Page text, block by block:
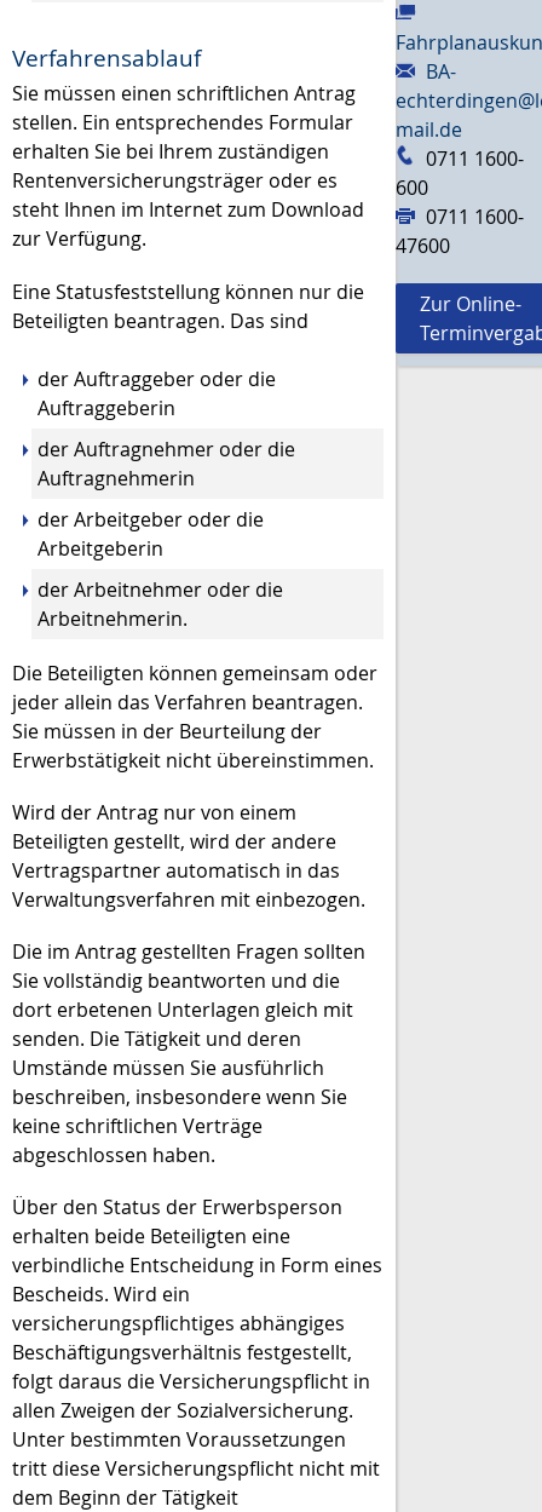
Verfahrensablauf
Sie müssen einen schriftlichen Antrag
stellen. Ein entsprechendes Formular
erhalten Sie bei Ihrem zuständigen
Rentenversicherungsträger oder es
steht Ihnen im Internet zum Download
zur Verfügung.
Eine Statusfeststellung können nur die
Beteiligten beantragen. Das sind
der Auftraggeber oder die
Auftraggeberin
der Auftragnehmer oder die
Auftragnehmerin
der Arbeitgeber oder die
Arbeitgeberin
der Arbeitnehmer oder die
Arbeitnehmerin.
Die Beteiligten können gemeinsam oder
jeder allein das Verfahren beantragen.
Sie müssen in der Beurteilung der
Erwerbstätigkeit nicht übereinstimmen.
Wird der Antrag nur von einem
Beteiligten gestellt, wird der andere
Vertragspartner automatisch in das
Verwaltungsverfahren mit einbezogen.
Die im Antrag gestellten Fragen sollten
Sie vollständig beantworten und die
dort erbetenen Unterlagen gleich mit
senden. Die Tätigkeit und deren
Umstände müssen Sie ausführlich
beschreiben, insbesondere wenn Sie
keine schriftlichen Verträge
abgeschlossen haben.
Über den Status der Erwerbsperson
erhalten beide Beteiligten eine
verbindliche Entscheidung in Form eines
Bescheids. Wird ein
versicherungspflichtiges abhängiges
Beschäftigungsverhältnis festgestellt,
folgt daraus die Versicherungspflicht in
allen Zweigen der Sozialversicherung.
Unter bestimmten Voraussetzungen
tritt diese Versicherungspflicht nicht mit
dem Beginn der Tätigkeit
BA-
mail.de
0711 1600-
600
0711 1600-
47600
Zur Online-